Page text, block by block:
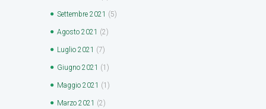
Settembre 2021 (5)
Agosto 2021 (2)
Luglio 2021 (7)
Giugno 2021 (1)
Maggio 2021 (1)
Marzo 2021 (2)